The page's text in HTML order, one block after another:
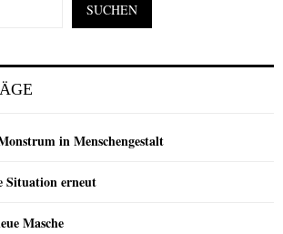
SUCHEN
in Menschengestalt
Situation erneut
Masche